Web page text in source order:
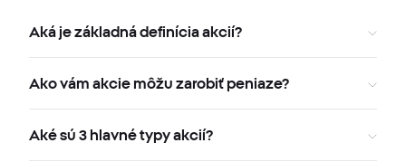
Aká je základná definícia akcií?
Ako vám akcie môžu zarobiť peniaze?
Aké sú 3 hlavné typy akcií?